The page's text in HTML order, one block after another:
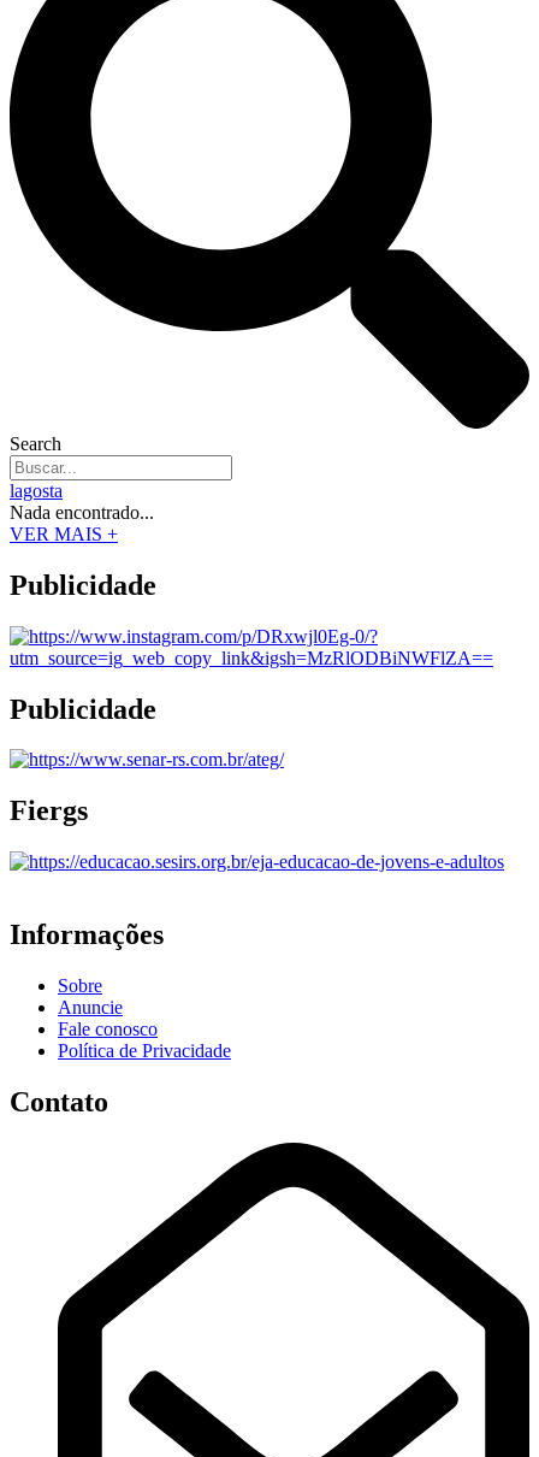
Search
lagosta
Nada encontrado...
VER MAIS +
Publicidade
Publicidade
Fiergs
Informações
Sobre
Anuncie
Fale conosco
Política de Privacidade
Contato